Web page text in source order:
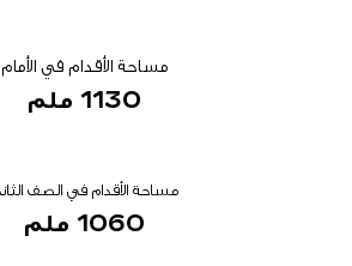
مساحة الأقدام في الأمام
1130 ملم
مساحة الأقدام في الصف الثاني
1060 ملم